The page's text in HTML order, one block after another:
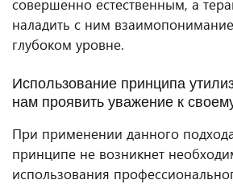
совершенно естественным, а
наладить с ним
глубоком уровне.
Использование принципа
нам проявить уважение к
При применении данного
принципе не возникнет
использования